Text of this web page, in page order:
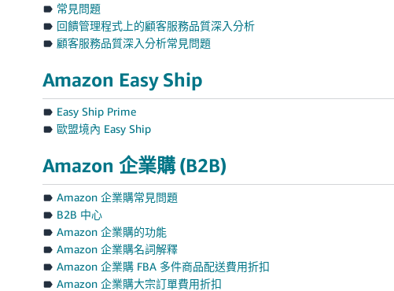
常見問題
回饋管理程式上的顧客服務品質深入分析
顧客服務品質深入分析常見問題
Amazon Easy Ship
Easy Ship Prime
歐盟境內 Easy Ship
Amazon 企業購 (B2B)
Amazon 企業購常見問題
B2B 中心
Amazon 企業購的功能
Amazon 企業購名詞解釋
Amazon 企業購 FBA 多件商品配送費用折扣
Amazon 企業購大宗訂單費用折扣